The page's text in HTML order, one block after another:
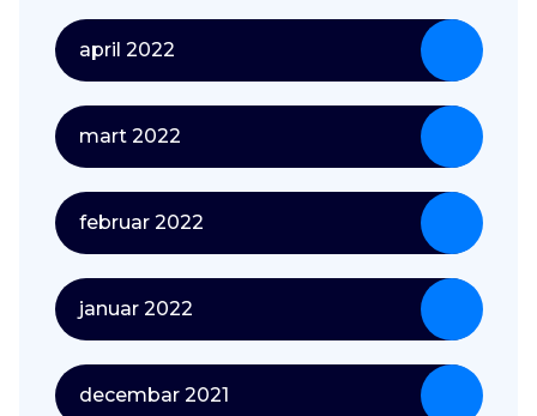
april 2022
mart 2022
februar 2022
januar 2022
decembar 2021